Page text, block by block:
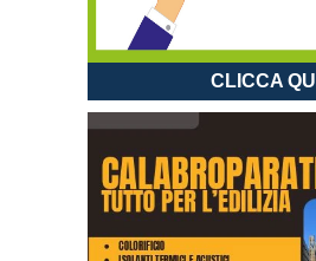
CLICCA QUI